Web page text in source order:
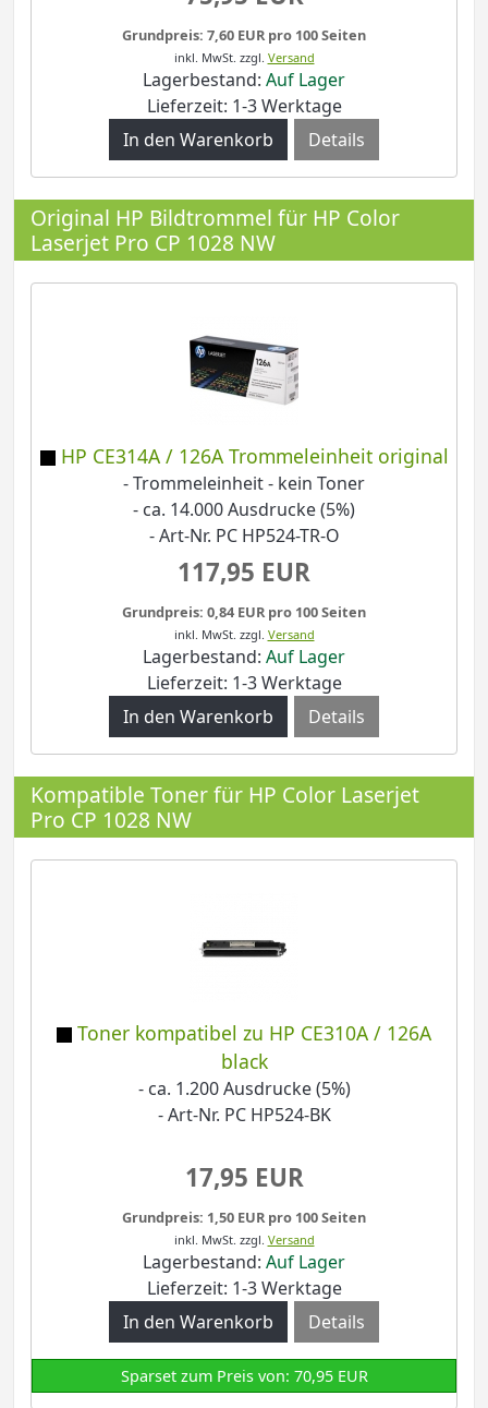
Grundpreis: 7,60 EUR pro 100 Seiten
inkl. MwSt. zzgl. Versand
Lagerbestand: Auf Lager
Lieferzeit: 1-3 Werktage
Details
Original HP Bildtrommel für HP Color
Laserjet Pro CP 1028 NW
HP CE314A / 126A Trommeleinheit original
- Trommeleinheit - kein Toner
- ca. 14.000 Ausdrucke (5%)
- Art-Nr. PC HP524-TR-O
117,95 EUR
Grundpreis: 0,84 EUR pro 100 Seiten
inkl. MwSt. zzgl. Versand
Lagerbestand: Auf Lager
Lieferzeit: 1-3 Werktage
Details
Kompatible Toner für HP Color Laserjet
Pro CP 1028 NW
Toner kompatibel zu HP CE310A / 126A
black
- ca. 1.200 Ausdrucke (5%)
- Art-Nr. PC HP524-BK
17,95 EUR
Grundpreis: 1,50 EUR pro 100 Seiten
inkl. MwSt. zzgl. Versand
Lagerbestand: Auf Lager
Lieferzeit: 1-3 Werktage
Details
Sparset zum Preis von: 70,95 EUR